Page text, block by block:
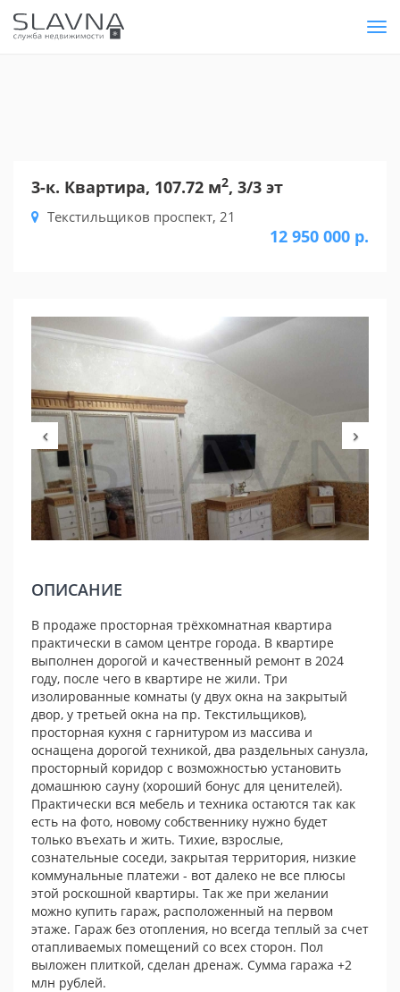
3-к. Квартира, 107.72 м2, 3/3 эт
Текстильщиков проспект, 21
12 950 000 р.
Previous
ОПИСАНИЕ
В продаже просторная трёхкомнатная квартира
практически в самом центре города. В квартире
выполнен дорогой и качественный ремонт в 2024
году, после чего в квартире не жили. Три
изолированные комнаты (у двух окна на закрытый
двор, у третьей окна на пр. Текстильщиков),
просторная кухня с гарнитуром из массива и
оснащена дорогой техникой, два раздельных санузла,
просторный коридор с возможностью установить
домашнюю сауну (хороший бонус для ценителей).
Практически вся мебель и техника остаются так как
есть на фото, новому собственнику нужно будет
только въехать и жить. Тихие, взрослые,
сознательные соседи, закрытая территория, низкие
коммунальные платежи - вот далеко не все плюсы
этой роскошной квартиры. Так же при желании
можно купить гараж, расположенный на первом
этаже. Гараж без отопления, но всегда теплый за счет
отапливаемых помещений со всех сторон. Пол
выложен плиткой, сделан дренаж. Сумма гаража +2
млн рублей.